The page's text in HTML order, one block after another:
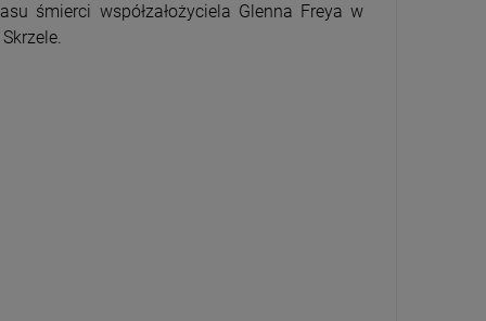
PRZECENA
śmierci współzałożyciela Glenna Freya w